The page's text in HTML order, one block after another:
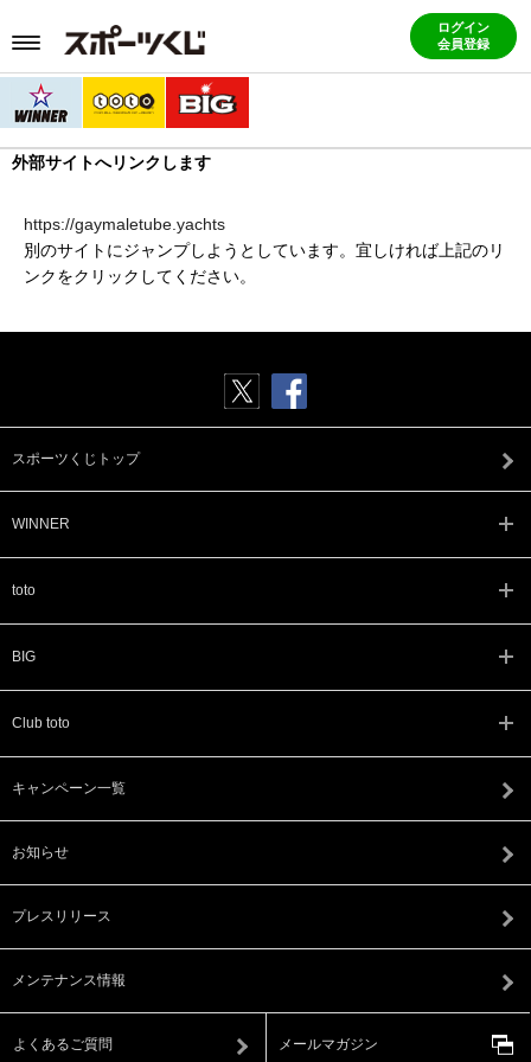
ログイン
会員登録
外部サイトへリンクします
https://gaymaletube.yachts
別のサイトにジャンプしようとしています。宜しければ上記のリ
ンクをクリックしてください。
スポーツくじトップ
WINNER
toto
BIG
Club toto
キャンペーン一覧
お知らせ
プレスリリース
メンテナンス情報
よくあるご質問 メールマガジン